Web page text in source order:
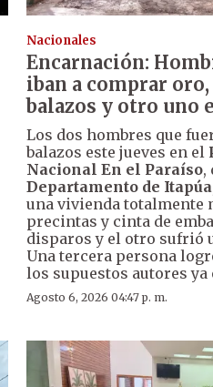
Nacionales
Encarnación:
iban a comprar
balazos y otro uno
Los dos hombres que
balazos este jueves en el
Nacional En el Paraíso,
Departamento de Itapúa
una vivienda totalmente
precintas y cinta de
disparos y el otro sufrió
Una tercera persona
los supuestos autores ya
Agosto 6, 2026 04:47 p. m.